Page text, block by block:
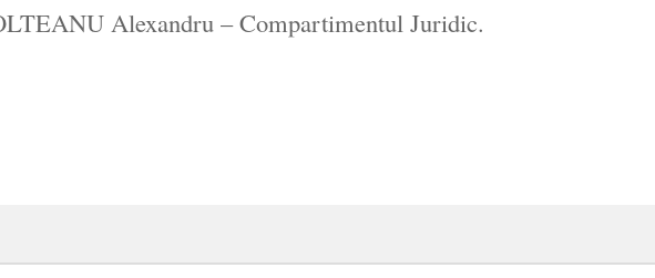
Alexandru – Compartimentul Juridic.